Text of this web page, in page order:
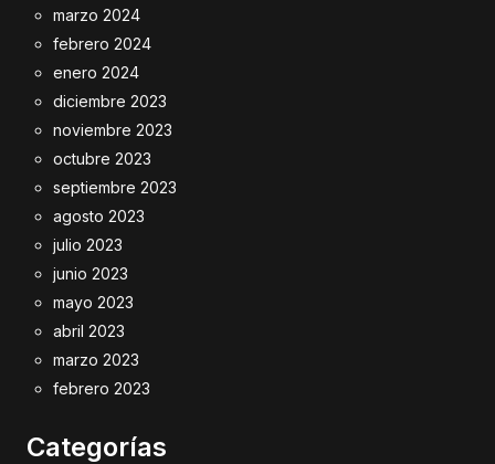
marzo 2024
febrero 2024
enero 2024
diciembre 2023
noviembre 2023
octubre 2023
septiembre 2023
agosto 2023
julio 2023
junio 2023
mayo 2023
abril 2023
marzo 2023
febrero 2023
Categorías